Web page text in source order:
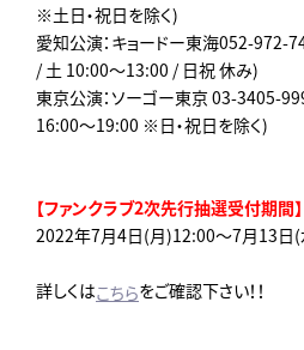
※土日・祝日を除く)
愛知公演：キョードー東海052-
/ 土 10:00～13:00 / 日祝 休み)
東京公演：ソーゴー東京 03-3405-
16:00～19:00 ※日・祝日を除く)
【ファンクラブ2次先行抽選受付期間】
2022年7月4日(月)12:00～7月13日
詳しくはこちらをご確認下さい！！